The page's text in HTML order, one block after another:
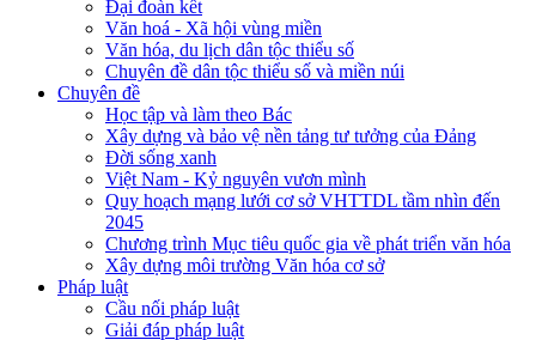
Đại đoàn kết
Văn hoá - Xã hội vùng miền
Văn hóa, du lịch dân tộc thiểu số
Chuyên đề dân tộc thiểu số và miền núi
Chuyên đề
Học tập và làm theo Bác
Xây dựng và bảo vệ nền tảng tư tưởng của Đảng
Đời sống xanh
Việt Nam - Kỷ nguyên vươn mình
Quy hoạch mạng lưới cơ sở VHTTDL tầm nhìn đến
2045
Chương trình Mục tiêu quốc gia về phát triển văn hóa
Xây dựng môi trường Văn hóa cơ sở
Pháp luật
Cầu nối pháp luật
Giải đáp pháp luật